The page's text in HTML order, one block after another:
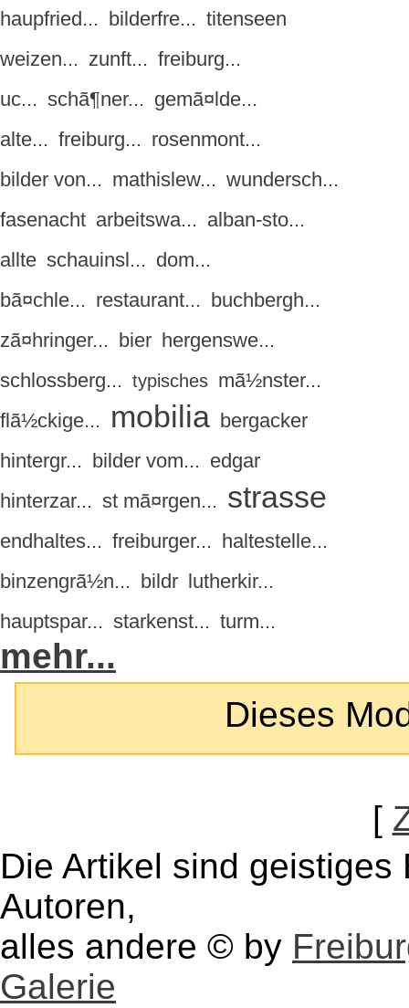
haupfried... bilderfre... titenseen
weizen... zunft... freiburg...
uc... schã¶ner... gemã¤lde...
alte... freiburg... rosenmont...
bilder von... mathislew... wundersch...
fasenacht arbeitswa... alban-sto...
allte schauinsl... dom...
bã¤chle... restaurant... buchbergh...
zã¤hringer... bier hergenswe...
schlossberg... typisches mã½nster...
flã½ckige... mobilia bergacker
hintergr... bilder vom... edgar
hinterzar... st mã¤rgen... strasse
endhaltes... freiburger... haltestelle...
binzengrã½n... bildr lutherkir...
hauptspar... starkenst... turm...
mehr...
Dieses
[
Die Artikel sind
Autoren,
alles andere © by
Galerie